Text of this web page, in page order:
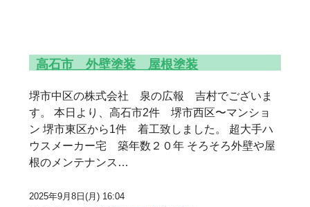
高石市 外壁塗装 屋根塗装
堺市中区の株式会社 泉の広報 吉村でございま
す。 本日より、高石市2件 堺市西区〜マンショ
ン 堺市東区から1件 着工致しました。 超大手ハ
ウスメーカー宅 築年数２０年 そろそろ外壁や屋
根のメンテナンス…
2025年9月8日(月) 16:04